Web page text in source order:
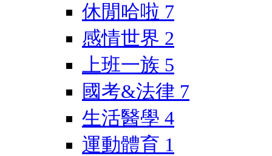
休閒哈啦 7
感情世界 2
上班一族 5
國考&法律 7
生活醫學 4
運動體育 1